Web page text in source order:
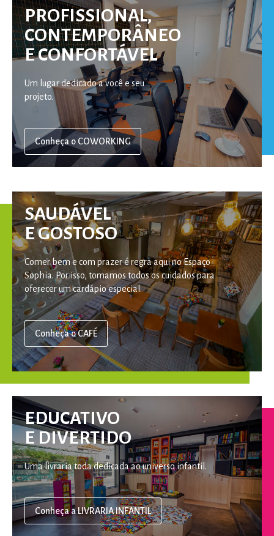
PROFISSIONAL,
CONTEMPORÂNEO
E CONFORTÁVEL
Um lugar dedicado a você e seu
projeto.
Conheça o COWORKING
SAUDÁVEL
E GOSTOSO
Comer bem e com prazer é regra aqui no Espaço
Sophia. Por isso, tomamos todos os cuidados para
oferecer um cardápio especial.
Conheça o CAFÉ
EDUCATIVO
E DIVERTIDO
Uma livraria toda dedicada ao universo infantil.
Conheça a LIVRARIA INFANTIL